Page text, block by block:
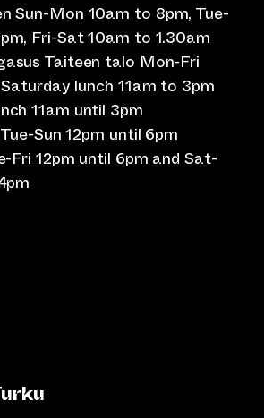
Sun-Mon 10am to 8pm, Tue-
Fri-Sat 10am to 1.30am
Taiteen talo Mon-Fri
lunch 11am to 3pm
11am until 3pm
Sun 12pm until 6pm
Fri 12pm until 6pm and Sat-
Instagramissa
website)